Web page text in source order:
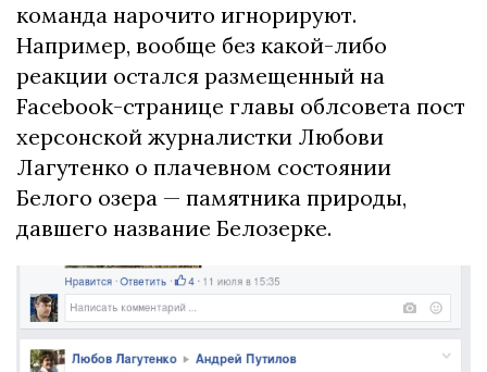
команда нарочито игнорируют.
Например, вообще без какой-либо
реакции остался размещенный на
Facebook-странице главы облсовета пост
херсонской журналистки Любови
Лагутенко о плачевном состоянии
Белого озера — памятника природы,
давшего название Белозерке.